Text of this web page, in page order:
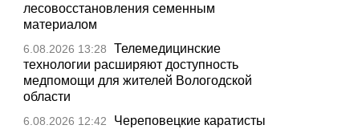
лесовосстановления семенным
материалом
6.08.2026 13:28
Телемедицинские
технологии расширяют доступность
медпомощи для жителей Вологодской
области
6.08.2026 12:42
Череповецкие каратисты